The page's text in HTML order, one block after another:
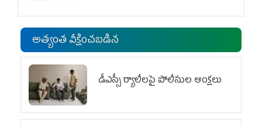
అత్యంత వీక్షించబడిన
డీఎస్సీ ర్యాలీలపై పోలీసుల ఆంక్షలు